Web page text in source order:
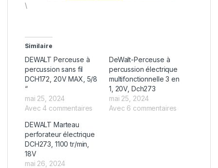
\
Similaire
DEWALT Perceuse à
percussion sans fil
DCH172, 20V MAX, 5/8
“
mai 25, 2024
Avec 4 commentaires
DeWalt-Perceuse à
percussion électrique
multifonctionnelle 3 en
1, 20V, Dch273
mai 25, 2024
Avec 6 commentaires
DEWALT Marteau
perforateur électrique
DCH273, 1100 tr/min,
18V
mai 26, 2024